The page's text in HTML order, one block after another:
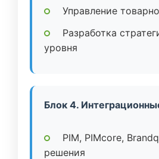
Управление
Разработка
уровня
Блок 4.
PIM, PIMcore,
решения